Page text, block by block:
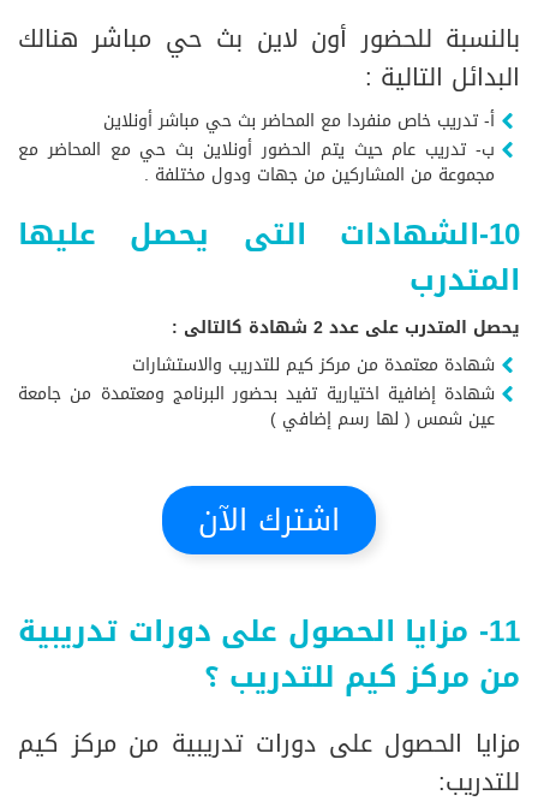
بالنسبة للحضور أون لاين بث حي مباشر هنالك
البدائل التالية :
أ- تدريب خاص منفردا مع المحاضر بث حي مباشر أونلاين
ب- تدريب عام حيث يتم الحضور أونلاين بث حي مع المحاضر مع
مجموعة من المشاركين من جهات ودول مختلفة .
10-الشهادات التى يحصل عليها
المتدرب
يحصل المتدرب على عدد 2 شهادة كالتالى :
شهادة معتمدة من مركز كيم للتدريب والاستشارات
شهادة إضافية اختيارية تفيد بحضور البرنامج ومعتمدة من جامعة
عين شمس ( لها رسم إضافي )
اشترك الآن
11- مزايا الحصول على دورات تدريبية
من مركز كيم للتدريب ؟
مزايا الحصول على دورات تدريبية من مركز كيم
للتدريب: